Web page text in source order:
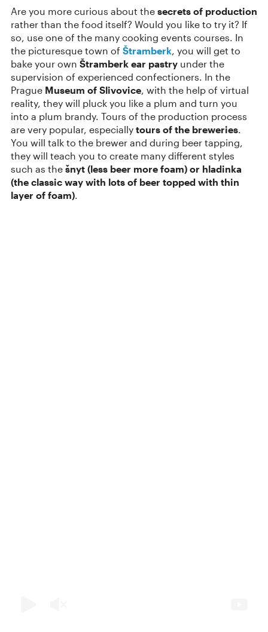
Are you more curious about the secrets of production
rather than the food itself? Would you like to try it? If
so, use one of the many cooking events courses. In
the picturesque town of Štramberk, you will get to
bake your own Štramberk ear pastry under the
supervision of experienced confectioners. In the
Prague Museum of Slivovice, with the help of virtual
reality, they will pluck you like a plum and turn you
into a plum brandy. Tours of the production process
are very popular, especially tours of the breweries.
You will talk to the brewer and during beer tapping,
they will teach you to create many different styles
such as the šnyt (less beer more foam) or hladinka
(the classic way with lots of beer topped with thin
layer of foam).